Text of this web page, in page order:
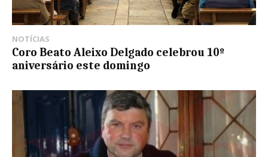
NOTÍCIAS
Coro Beato Aleixo Delgado celebrou 10º
aniversário este domingo